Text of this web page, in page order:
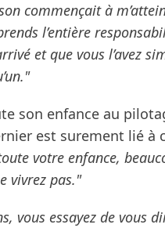
commençait à
l’entière
et que vous l’avez
son enfance au
est surement lié à
votre enfance,
vivrez pas."
vous essayez de vous